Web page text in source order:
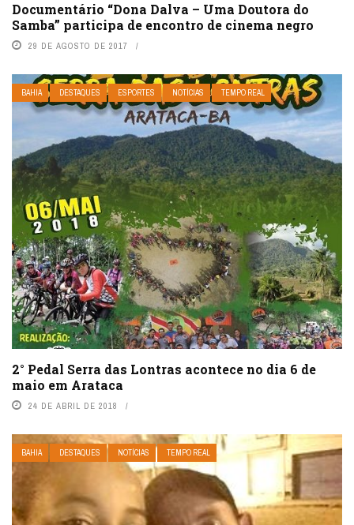
Documentário “Dona Dalva – Uma Doutora do
Samba” participa de encontro de cinema negro
29 DE AGOSTO DE 2017
BAHIA DESTAQUES ESPORTES NOTÍCIAS TEMPO REAL
2° Pedal Serra das Lontras acontece no dia 6 de
maio em Arataca
24 DE ABRIL DE 2018
BAHIA DESTAQUES NOTÍCIAS TEMPO REAL